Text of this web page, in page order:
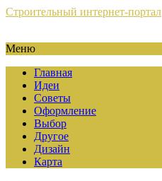
Строительный интернет-портал
Меню
Главная
Идеи
Советы
Оформление
Выбор
Другое
Дизайн
Карта